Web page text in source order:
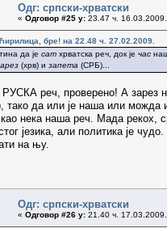
Одг: српски-хрватски
« Одговор #25 у: 23.47 ч.
бре! на 22.48 ч. 27.02.2009.
да је сат хрватска реч, док је час
(хрв) и запета (СРБ)...
РУСКА реч, проверено! А зарез
тако да или је наша или можда
нека наша реч. Мада рекох,
језика, али политика је
на њу.
Одг: српски-хрватски
« Одговор #26 у: 21.40 ч.